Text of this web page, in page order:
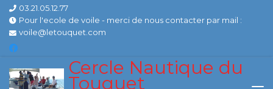
Skip to content
03.21.05.12.77
Pour l'ecole de voile - merci de nous contacter par mail :
voile@letouquet.com
Cercle Nautique du
Touquet